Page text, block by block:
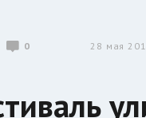
0 28 мая